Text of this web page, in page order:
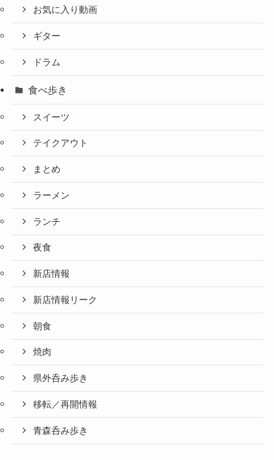
お気に入り動画
ギター
ドラム
食べ歩き
スイーツ
テイクアウト
まとめ
ラーメン
ランチ
夜食
新店情報
新店情報リーク
朝食
焼肉
県外呑み歩き
移転／再開情報
青森呑み歩き